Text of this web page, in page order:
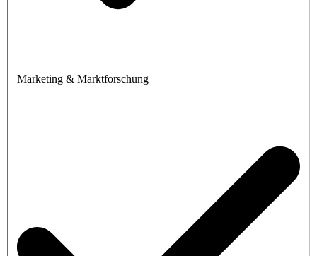
Marketing & Marktforschung